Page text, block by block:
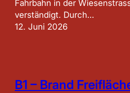
Fahrbahn in der
verständigt. Durch…
12. Juni 2026
B1 – Brand